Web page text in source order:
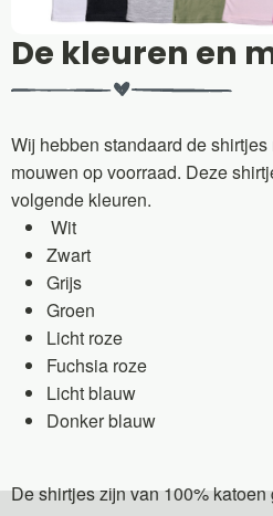
De kleuren en
Wij hebben standaard de
mouwen op voorraad. Deze
volgende kleuren.
Wit
Zwart
Grijs
Groen
Licht roze
Fuchsia roze
Licht blauw
Donker blauw
De shirtjes zijn van 100% katoen